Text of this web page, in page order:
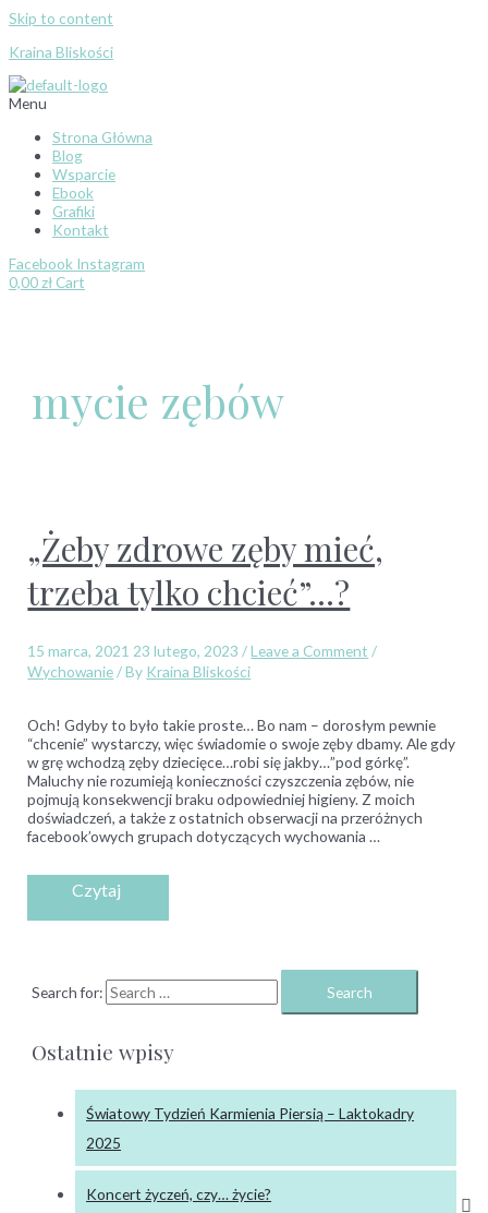
Skip to content
Kraina Bliskości
Menu
Strona Główna
Blog
Wsparcie
Ebook
Grafiki
Kontakt
Facebook Instagram
0,00zł Cart
mycie zębów
„Żeby zdrowe zęby mieć,
trzeba tylko chcieć”…?
15 marca, 2021 23 lutego, 2023 /Leave a Comment /
Wychowanie/ By Kraina Bliskości
Och! Gdyby to było takie proste… Bo nam – dorosłym pewnie
“chcenie” wystarczy, więc świadomie o swoje zęby dbamy. Ale gdy
w grę wchodzą zęby dziecięce…robi się jakby…”pod górkę”.
Maluchy nie rozumieją konieczności czyszczenia zębów, nie
pojmują konsekwencji braku odpowiedniej higieny. Z moich
doświadczeń, a także z ostatnich obserwacji na przeróżnych
facebook’owych grupach dotyczących wychowania …
Search for:
Ostatnie wpisy
Światowy Tydzień Karmienia Piersią – Laktokadry
2025
Koncert życzeń, czy… życie?